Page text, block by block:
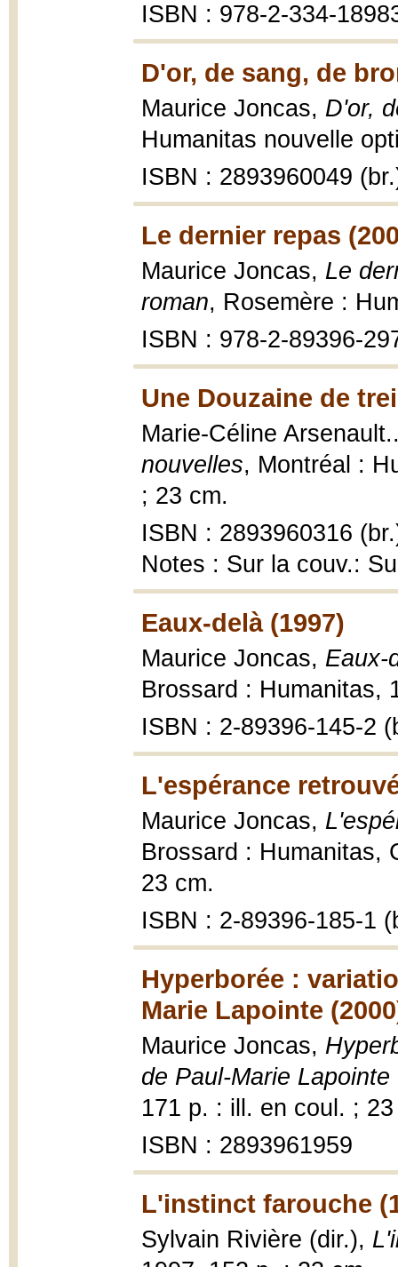
ISBN : 978-2-334-
D'or, de sang, de
Maurice Joncas, D'or,
Humanitas nouvelle
ISBN : 2893960049
Le dernier repas
Maurice Joncas, Le
roman, Rosemère :
ISBN : 978-2-89396-
Une Douzaine de
Marie-Céline
nouvelles, Montréal :
; 23 cm.
ISBN : 2893960316
Notes : Sur la couv.:
Eaux-delà (1997)
Maurice Joncas, Eaux-
Brossard : Humanitas,
ISBN : 2-89396-145-2
L'espérance
Maurice Joncas,
Brossard : Humanitas,
23 cm.
ISBN : 2-89396-185-1
Hyperborée :
Marie Lapointe
Maurice Joncas,
de Paul-Marie
171 p. : ill. en coul. ;
ISBN : 2893961959
L'instinct farouche
Sylvain Rivière (dir.),